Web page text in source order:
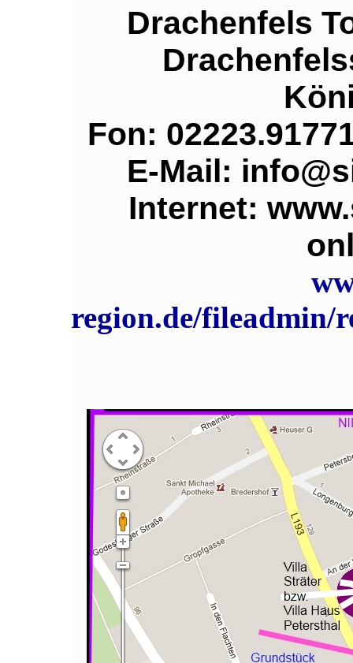
Drachenfels
Fon:
E-Mail:
Internet:
region.de/fileadmin/